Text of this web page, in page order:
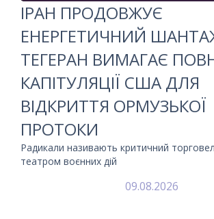
ІРАН ПРОДОВЖУЄ
ЕНЕРГЕТИЧНИЙ
ТЕГЕРАН ВИМАГАЄ
КАПІТУЛЯЦІЇ США ДЛЯ
ВІДКРИТТЯ ОРМУЗЬКОЇ
ПРОТОКИ
Радикали називають критичний
театром воєнних дій
09.08.2026